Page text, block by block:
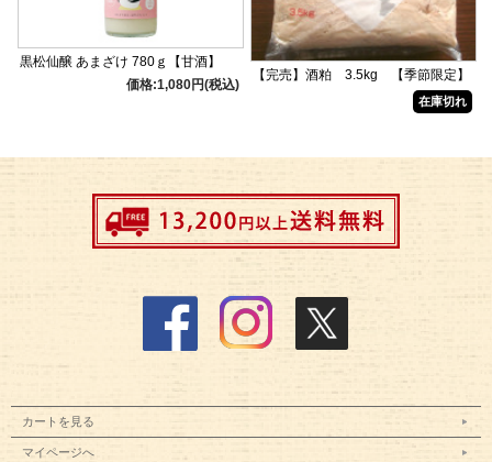
黒松仙醸 あまざけ 780ｇ【甘酒】
価格:1,080円(税込)
【完売】酒粕 3.5kg 【季節限定】
在庫切れ
カートを見る
マイページへ